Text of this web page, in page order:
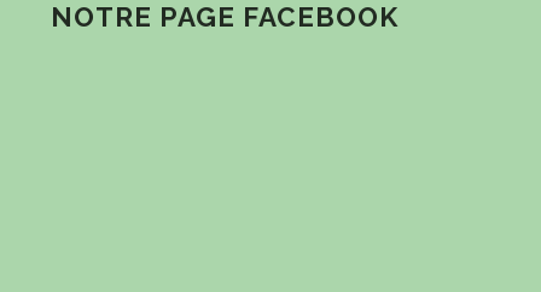
NOTRE PAGE FACEBOOK